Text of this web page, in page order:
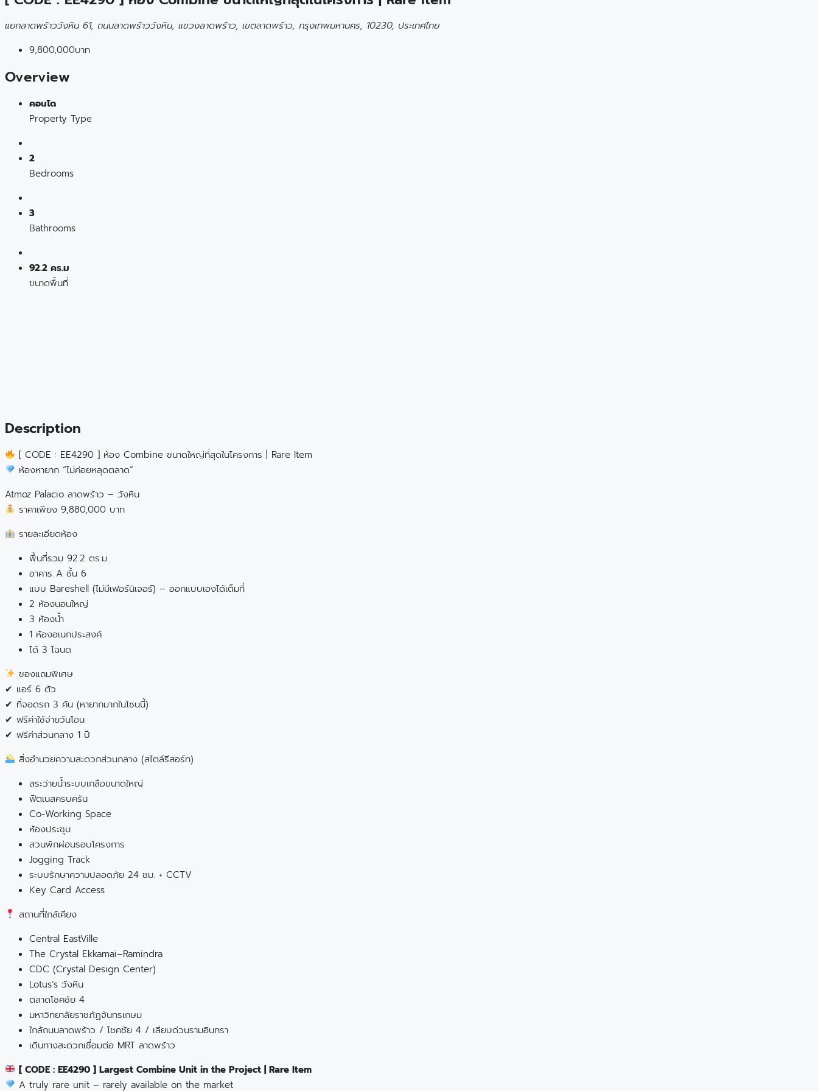
แยกลาดพร้าววังหิน 61, ถนนลาดพร้าววังหิน, แขวงลาดพร้าว, เขตลาดพร้าว, กรุงเทพมหานคร, 10230, ประเทศไทย
9,800,000บาท
Overview
คอนโด
Property Type
2
Bedrooms
3
Bathrooms
92.2 คร.ม
ขนาดพื้นที่
Description
[ CODE : EE4290 ] ห้อง Combine ขนาดใหญ่ที่สุดในโครงการ | Rare Item
ห้องหายาก “ไม่ค่อยหลุดตลาด”
Atmoz Palacio ลาดพร้าว – วังหิน
ราคาเพียง 9,880,000 บาท
รายละเอียดห้อง
พื้นที่รวม 92.2 ตร.ม.
อาคาร A ชั้น 6
แบบ Bareshell (ไม่มีเฟอร์นิเจอร์) – ออกแบบเองได้เต็มที่
2 ห้องนอนใหญ่
3 ห้องน้ำ
1 ห้องอเนกประสงค์
ได้ 3 โฉนด
ของแถมพิเศษ
✔ แอร์ 6 ตัว
✔ ที่จอดรถ 3 คัน (หายากมากในโซนนี้)
✔ ฟรีค่าใช้จ่ายวันโอน
✔ ฟรีค่าส่วนกลาง 1 ปี
สิ่งอำนวยความสะดวกส่วนกลาง (สไตล์รีสอร์ท)
สระว่ายน้ำระบบเกลือขนาดใหญ่
ฟิตเนสครบครัน
Co-Working Space
ห้องประชุม
สวนพักผ่อนรอบโครงการ
Jogging Track
ระบบรักษาความปลอดภัย 24 ชม. + CCTV
Key Card Access
สถานที่ใกล้เคียง
Central EastVille
The Crystal Ekkamai–Ramindra
CDC (Crystal Design Center)
Lotus’s วังหิน
ตลาดโชคชัย 4
มหาวิทยาลัยราชภัฏจันทรเกษม
ใกล้ถนนลาดพร้าว / โชคชัย 4 / เลียบด่วนรามอินทรา
เดินทางสะดวกเชื่อมต่อ MRT ลาดพร้าว
[ CODE : EE4290 ] Largest Combine Unit in the Project | Rare Item
A truly rare unit – rarely available on the market